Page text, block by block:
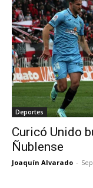
Deportes
Curicó Unido
Ñublense
Joaquín Alvarado -